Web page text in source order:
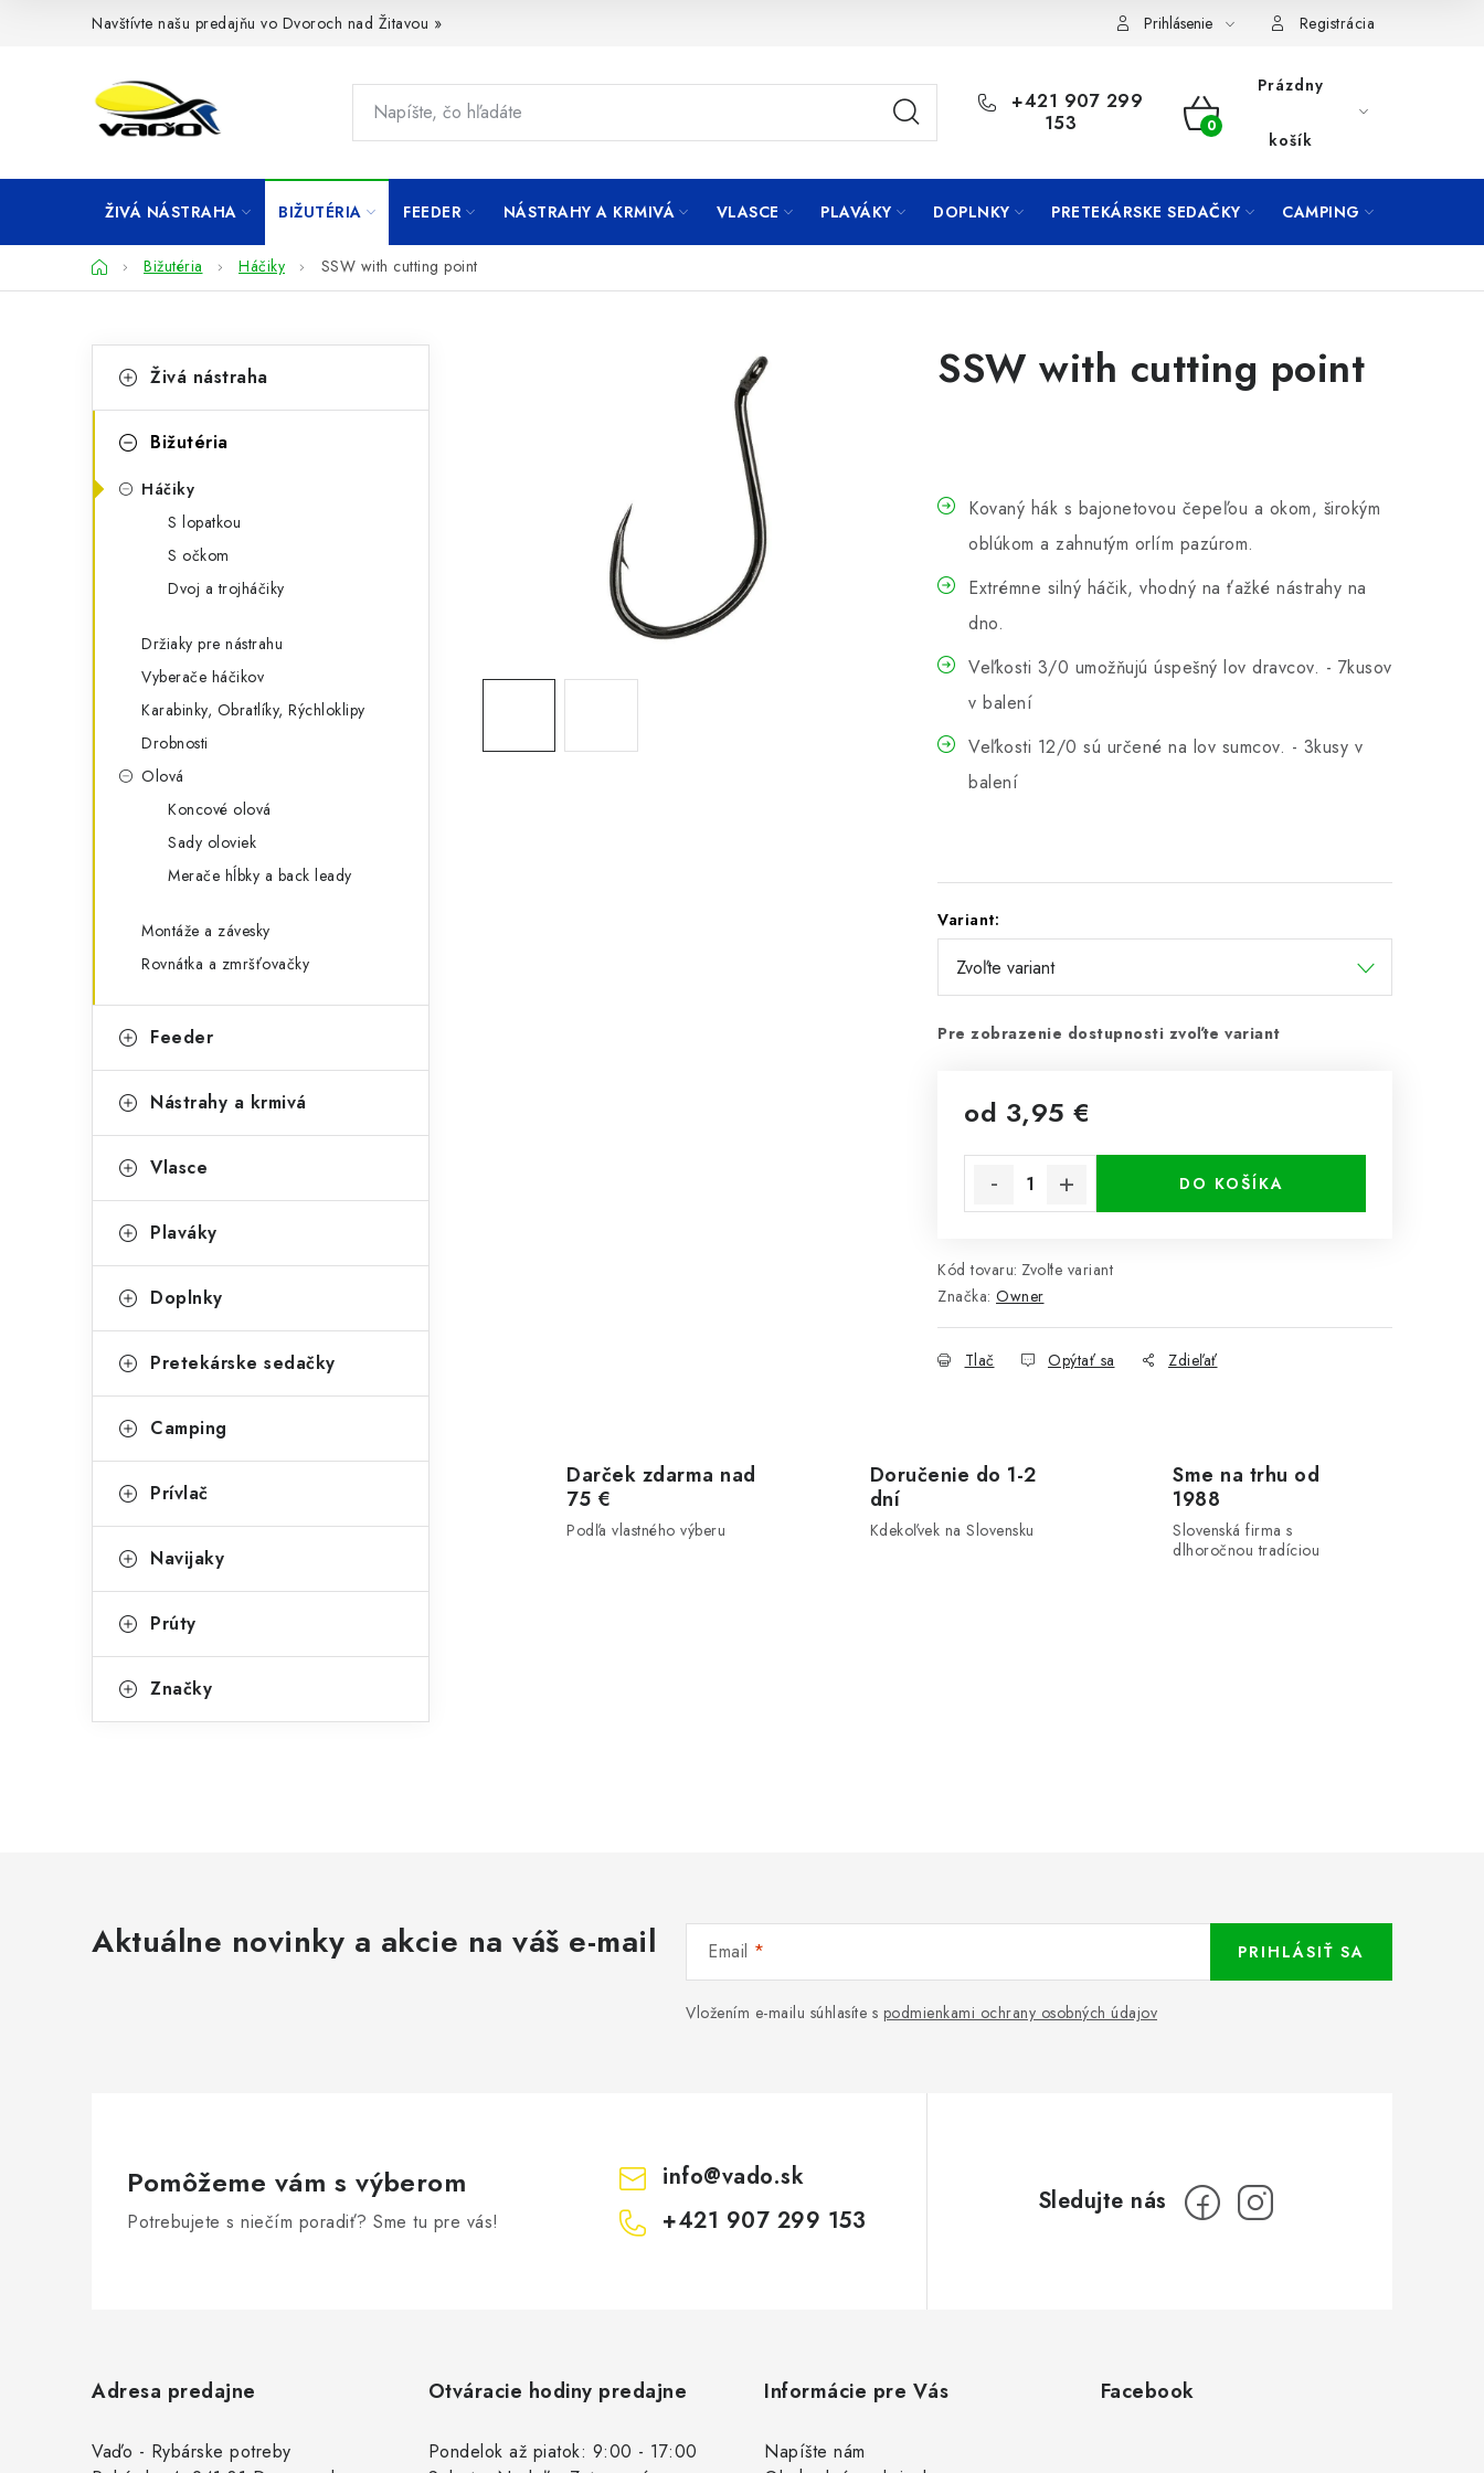
Navštívte našu predajňu vo Dvoroch nad Žitavou » Prihlásenie Registrácia
+421 907 299
153
NÁKUPNÝ
Prázdny
košík
ŽIVÁ NÁSTRAHA BIŽUTÉRIA FEEDER NÁSTRAHY A KRMIVÁ VLASCE PLAVÁKY DOPLNKY PRETEKÁRSKE SEDAČKY CAMPING
DomovBižutéria Háčiky SSW with cutting point
o
n
kategórie
a
e
g
Živá nástraha
Bižutéria
Háčiky
S lopatkou
S očkom
Dvoj a trojháčiky
Držiaky pre nástrahu
Vyberače háčikov
Karabinky, Obratlíky, Rýchloklipy
Drobnosti
Olová
Koncové olová
Sady oloviek
Merače hĺbky a back leady
Montáže a závesky
Rovnátka a zmršťovačky
Feeder
Nástrahy a krmivá
Vlasce
Plaváky
Doplnky
Pretekárske sedačky
Camping
Prívlač
Navijaky
Prúty
Značky
SSW with cutting point
Kovaný hák s bajonetovou čepeľou a okom, širokým
oblúkom a zahnutým orlím pazúrom.
Extrémne silný háčik, vhodný na ťažké nástrahy na
dno.
Veľkosti 3/0 umožňujú úspešný lov dravcov. - 7kusov
v balení
Veľkosti 12/0 sú určené na lov sumcov. - 3kusy v
balení
Variant:
Pre zobrazenie dostupnosti zvoľte variant
od 3,95 €
DO KOŠÍKA
Kód tovaru: Zvoľte variant
Značka: Owner
Tlač Opýtať sa Zdieľať
Darček zdarma nad
75 €
Podľa vlastného výberu
Doručenie do 1-2
dní
Kdekoľvek na Slovensku
Sme na trhu od
1988
Slovenská firma s
dlhoročnou tradíciou
Aktuálne novinky a akcie na váš e-mail Email
Vložením e-mailu súhlasíte s podmienkami ochrany osobných údajov
PRIHLÁSIŤ SA
Pomôžeme vám s výberom
Potrebujete s niečím poradiť? Sme tu pre vás!
info@vado.sk
+421 907 299 153
Adresa predajne
Vaďo - Rybárske potreby
Otváracie hodiny predajne
Pondelok až piatok: 9:00 - 17:00
Informácie pre Vás
Napíšte nám
Facebook